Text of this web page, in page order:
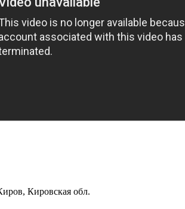
Кировская обл.